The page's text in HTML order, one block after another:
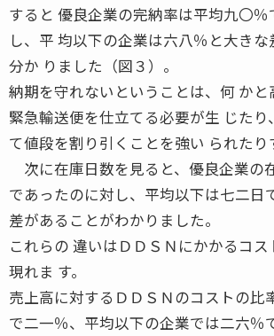
すると 優良企業の完納率は平均九〇
し、平 均以下の企業は六八％と大き
分か りました（図３）。
納期を守れないということは、何 かと
緊急輸送便を仕立てる必要が生 じたり
て値段を割り引くことを強い られたり
次に在庫日数を見ると、優良企業の
であったのに対し、平均以下は七二日
差があることがわかりました。
これらの 違いはＤＤＳＮにかかるコ
現れま す。
売上高に対するＤＤＳＮのコストの比
で二一％、平均以下の企業では二六％